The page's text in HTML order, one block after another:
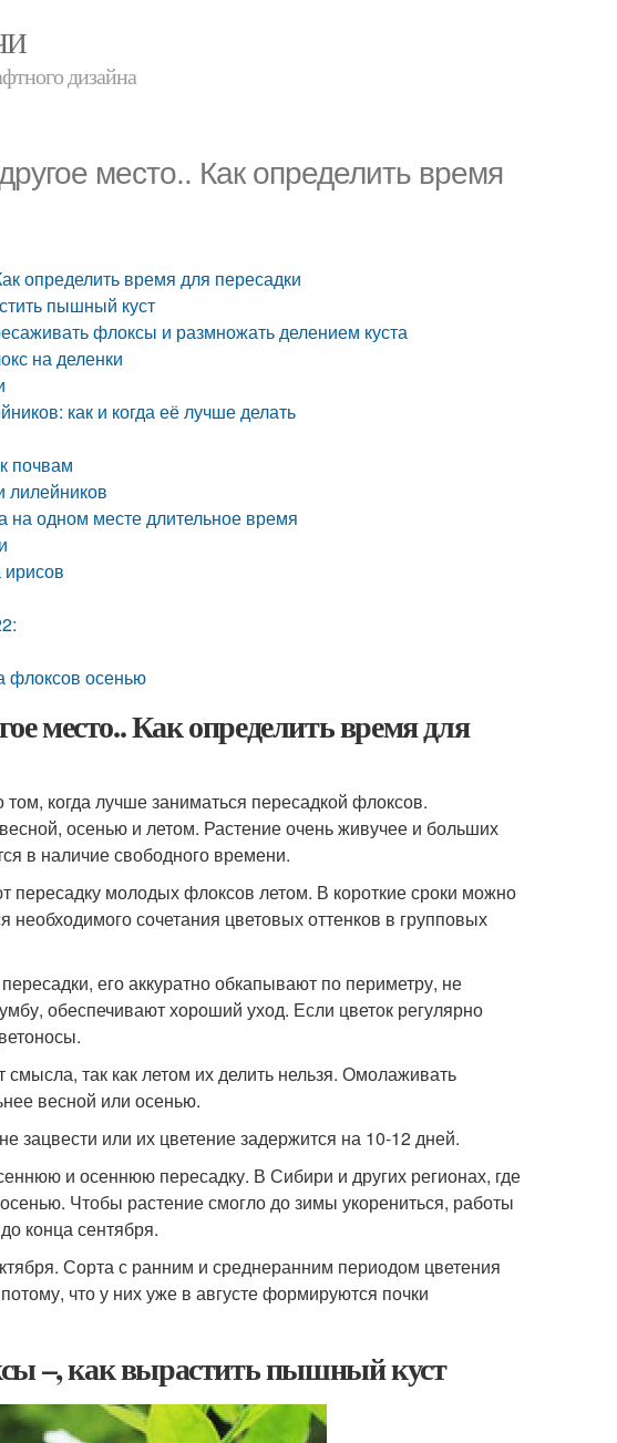
дизайна
место.. Как определить время
определить время для пересадки
пышный куст
флоксы и размножать делением куста
на деленки
как и когда её лучше делать
почвам
лилейников
на одном месте длительное время
флоксов осенью
место.. Как определить время для
когда лучше заниматься пересадкой флоксов.
осенью и летом. Растение очень живучее и больших
в наличие свободного времени.
молодых флоксов летом. В короткие сроки можно
сочетания цветовых оттенков в групповых
его аккуратно обкапывают по периметру, не
обеспечивают хороший уход. Если цветок регулярно
так как летом их делить нельзя. Омолаживать
весной или осенью.
зацвести или их цветение задержится на 10-12 дней.
и осеннюю пересадку. В Сибири и других регионах, где
Чтобы растение смогло до зимы укорениться, работы
конца сентября.
Сорта с ранним и среднеранним периодом цветения
что у них уже в августе формируются почки
–, как вырастить пышный куст